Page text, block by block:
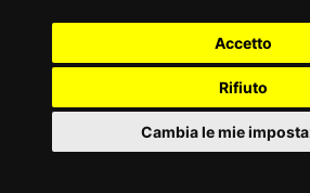
Accetto
Rifiuto
Cambia le mie